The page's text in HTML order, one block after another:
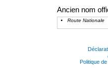
Ancien nom
Route Nationale
Politique